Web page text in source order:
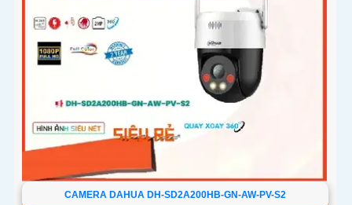
CAMERA DAHUA DH-SD2A200HB-GN-AW-PV-S2